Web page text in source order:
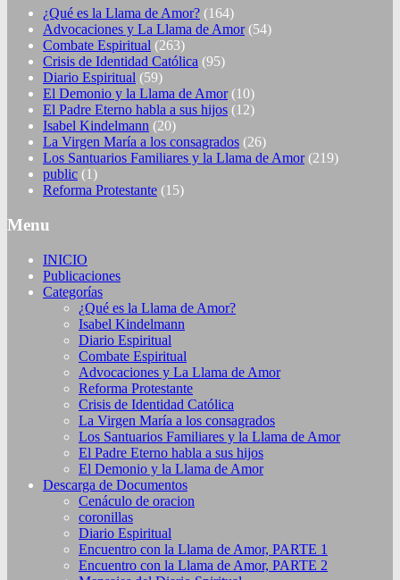
¿Qué es la Llama de Amor? (164)
Advocaciones y La Llama de Amor(54)
Combate Espiritual (263)
Crisis de Identidad Católica (95)
Diario Espiritual (59)
El Demonio y la Llama de Amor(10)
El Padre Eterno habla a sus hijos (12)
Isabel Kindelmann (20)
La Virgen María a los consagrados (26)
Los Santuarios Familiares y la Llama de Amor(219)
public (1)
Reforma Protestante (15)
Menu
INICIO
Publicaciones
Categorías
¿Qué es la Llama de Amor?
Isabel Kindelmann
Diario Espiritual
Combate Espiritual
Advocaciones y La Llama de Amor
Reforma Protestante
Crisis de Identidad Católica
La Virgen María a los consagrados
Los Santuarios Familiares y la Llama de Amor
El Padre Eterno habla a sus hijos
El Demonio y la Llama de Amor
Descarga de Documentos
Cenáculo de oracion
coronillas
Diario Espiritual
Encuentro con la Llama de Amor, PARTE 1
Encuentro con la Llama de Amor, PARTE 2